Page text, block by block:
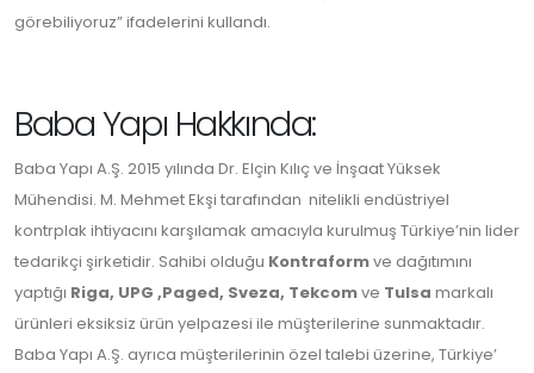
görebiliyoruz” ifadelerini kullandı.
Baba Yapı Hakkında:
Baba Yapı A.Ş. 2015 yılında Dr. Elçin Kılıç ve İnşaat Yüksek
Mühendisi. M. Mehmet Ekşi tarafından nitelikli endüstriyel
kontrplak ihtiyacını karşılamak amacıyla kurulmuş Türkiye’nin lider
tedarikçi şirketidir. Sahibi olduğu Kontraformve dağıtımını
yaptığı Riga, UPG ,Paged, Sveza, Tekcomve Tulsa markalı
ürünleri eksiksiz ürün yelpazesi ile müşterilerine sunmaktadır.
Baba Yapı A.Ş. ayrıca müşterilerinin özel talebi üzerine, Türkiye’